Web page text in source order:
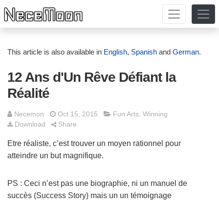
This article is also available in English, Spanish and German.
12 Ans d'Un Rêve Défiant la
Réalité
Necemon Oct 15, 2015 Fun Arts Winning
Download
Share
Etre réaliste, c’est trouver un moyen rationnel pour
atteindre un but magnifique.
PS : Ceci n’est pas une biographie, ni un manuel de
succès (Success Story) mais un un témoignage